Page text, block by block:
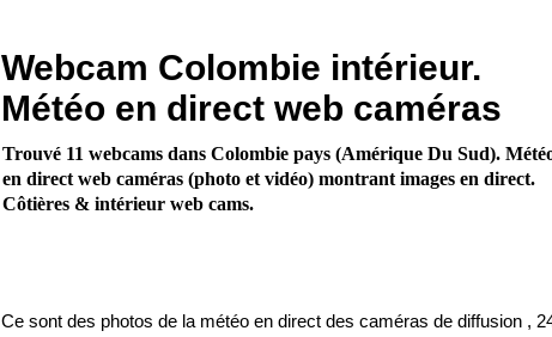
Webcam Colombie intérieur.
Météo en direct web caméras
Trouvé 11 webcams dans Colombie pays (Amérique Du Sud).
en direct web caméras (photo et vidéo) montrant images en direct.
Côtières & intérieur web cams.
Ce sont des photos de la météo en direct des caméras de diffusion ,